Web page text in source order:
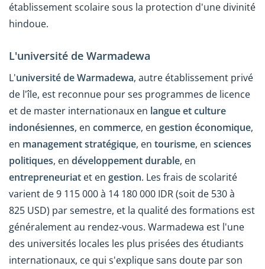
établissement scolaire sous la protection d'une divinité
hindoue.
L'université de Warmadewa
L'université de Warmadewa, autre établissement privé
de l'île, est reconnue pour ses programmes de licence
et de master internationaux en langue et culture
indonésiennes, en commerce, en gestion économique,
en management stratégique, en tourisme, en sciences
politiques, en développement durable, en
entrepreneuriat et en gestion. Les frais de scolarité
varient de 9 115 000 à 14 180 000 IDR (soit de 530 à
825 USD) par semestre, et la qualité des formations est
généralement au rendez-vous. Warmadewa est l'une
des universités locales les plus prisées des étudiants
internationaux, ce qui s'explique sans doute par son